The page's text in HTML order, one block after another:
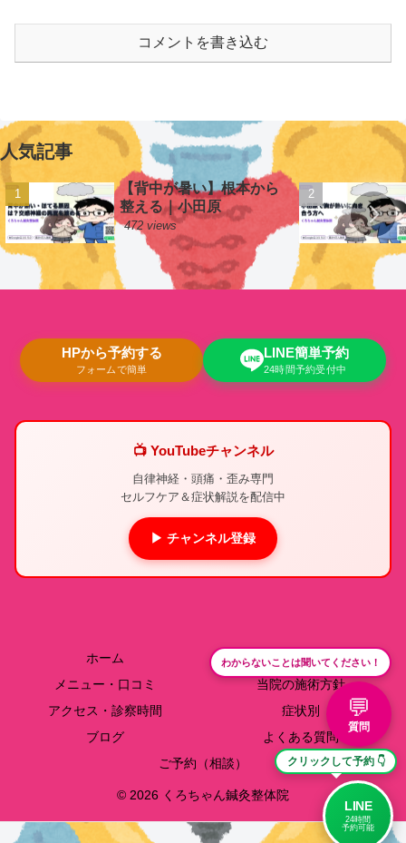
コメントを書き込む
人気記事
【背中が暑い】根本から
整える｜小田原
472 views
HPから予約する
フォームで簡単
LINE簡単予約
24時間予約受付中
📺 YouTubeチャンネル
自律神経・頭痛・歪み専門
セルフケア＆症状解説を配信中
▶ チャンネル登録
ホーム
院長紹介
メニュー・口コミ
当院の施術方針
アクセス・診察時間
症状別
ブログ
よくある質問
ご予約（相談）
© 2026 くろちゃん鍼灸整体院
わからないことは聞いてください！
💬
質問
クリックして予約 👇
LINE
24時間
予約可能